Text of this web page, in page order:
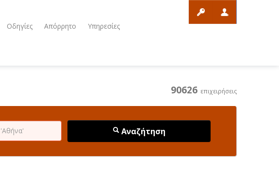
Οδηγίες Απόρρητο Υπηρεσίες
90626 επιχειρήσεις
Αναζήτηση